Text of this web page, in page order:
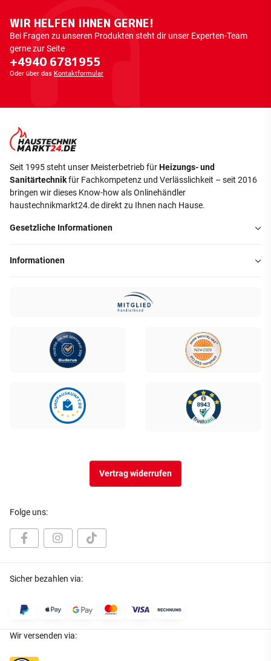
WIR HELFEN IHNEN GERNE!
Bei Fragen zu unseren Produkten steht dir unser Experten-Team
gerne zur Seite
+4940 6781955
Oder über das Kontaktformular
Seit 1995 steht unser Meisterbetrieb fürHeizungs- und
Sanitärtechnikfür Fachkompetenz und Verlässlichkeit – seit 2016
bringen wir dieses Know-how als Onlinehändler
haustechnikmarkt24.de direkt zu Ihnen nach Hause.
Gesetzliche Informationen
Informationen
Vertrag widerrufen
Folge uns:
Sicher bezahlen via:
Wir versenden via: